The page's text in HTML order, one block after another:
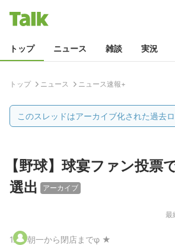
トップ ニュース 雑談 実況
トップ ニュース ニュース速報+
このスレッドはアーカイブ化された過去ロ
【野球】球宴ファン投票
選出
アーカイブ
最
1. 朝一から閉店までφ ★